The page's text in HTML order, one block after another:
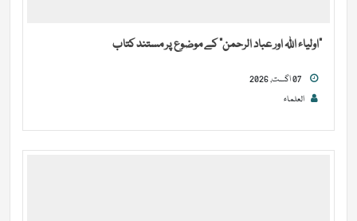
“اولیاء اللہ اور عباد الرحمن” کے موضوع پر مستند کتاب
العلماء